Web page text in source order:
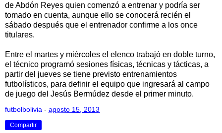
de Abdón Reyes quien comenzó a entrenar y podría ser
tomado en cuenta, aunque ello se conocerá recién el
sábado después que el entrenador confirme a los once
titulares.
Entre el martes y miércoles el elenco trabajó en doble turno,
el técnico programó sesiones físicas, técnicas y tácticas, a
partir del jueves se tiene previsto entrenamientos
futbolísticos, para definir el equipo que ingresará al campo
de juego del Jesús Bermúdez desde el primer minuto.
futbolbolivia - agosto 15, 2013
Compartir